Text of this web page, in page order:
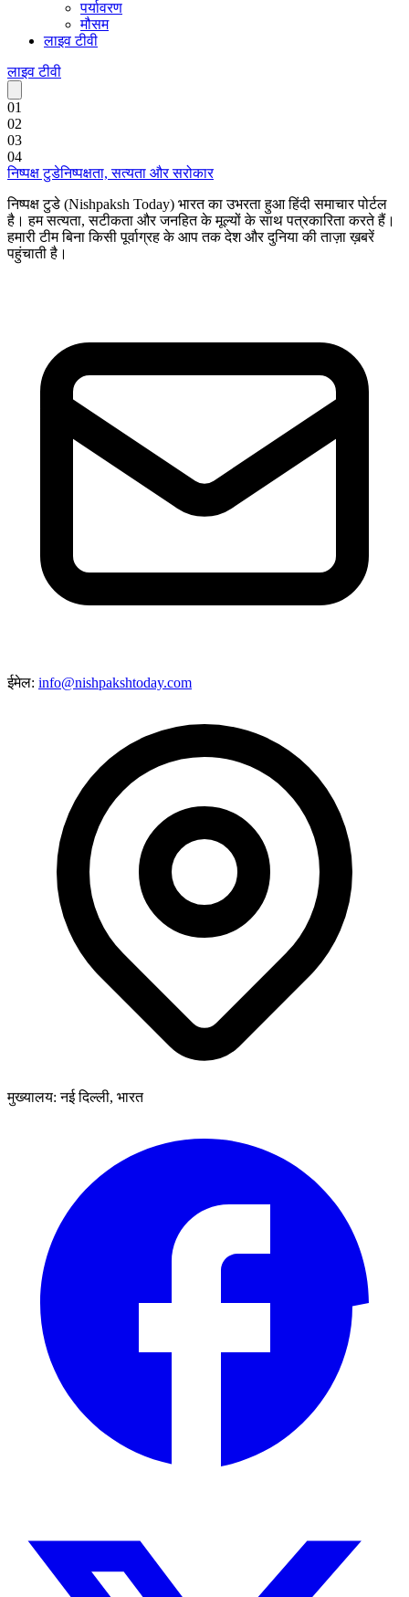
पर्यावरण
मौसम
लाइव टीवी
लाइव टीवी
01
02
03
04
निष्पक्ष टुडेनिष्पक्षता, सत्यता और सरोकार
निष्पक्ष टुडे (Nishpaksh Today) भारत का उभरता हुआ हिंदी समाचार पोर्टल
है। हम सत्यता, सटीकता और जनहित के मूल्यों के साथ पत्रकारिता करते हैं।
हमारी टीम बिना किसी पूर्वाग्रह के आप तक देश और दुनिया की ताज़ा ख़बरें
पहुंचाती है।
ईमेल: info@nishpakshtoday.com
मुख्यालय: नई दिल्ली, भारत